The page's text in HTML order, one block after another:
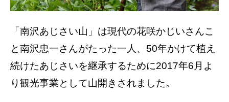
「南沢あじさい山」は現代の花咲かじいさんこ
と南沢忠一さんがたった一人、50年かけて植え
続けたあじさいを継承するために2017年6月よ
り観光事業として山開きされました。